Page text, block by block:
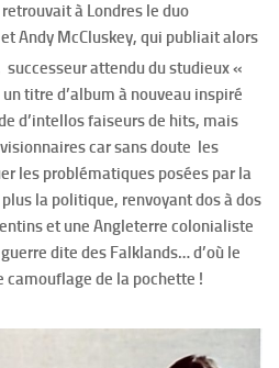
retrouvait à Londres le duo
Andy McCluskey, qui publiait alors
successeur attendu du studieux «
titre d’album à nouveau inspiré
d’intellos faiseurs de hits, mais
car sans doute les
les problématiques posées par la
la politique, renvoyant dos à dos
et une Angleterre colonialiste
dite des Falklands… d’où le
de la pochette !